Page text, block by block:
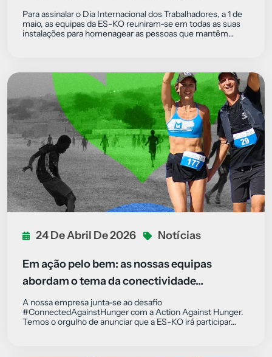
Para assinalar o Dia Internacional dos Trabalhadores, a 1 de
maio, as equipas da ES-KO reuniram-se em todas as suas
instalações para homenagear as pessoas que mantêm…
24 De Abril De 2026 Notícias
Em ação pelo bem: as nossas equipas
abordam o tema da conectividade…
A nossa empresa junta-se ao desafio
#ConnectedAgainstHunger com a Action Against Hunger.
Temos o orgulho de anunciar que a ES-KO irá participar…